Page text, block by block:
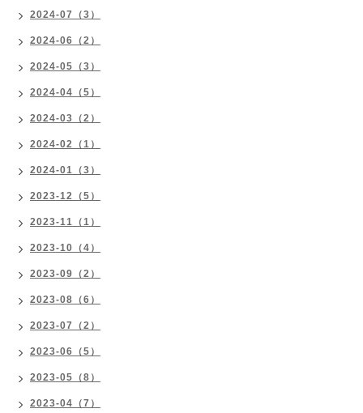
2024-07（3）
2024-06（2）
2024-05（3）
2024-04（5）
2024-03（2）
2024-02（1）
2024-01（3）
2023-12（5）
2023-11（1）
2023-10（4）
2023-09（2）
2023-08（6）
2023-07（2）
2023-06（5）
2023-05（8）
2023-04（7）